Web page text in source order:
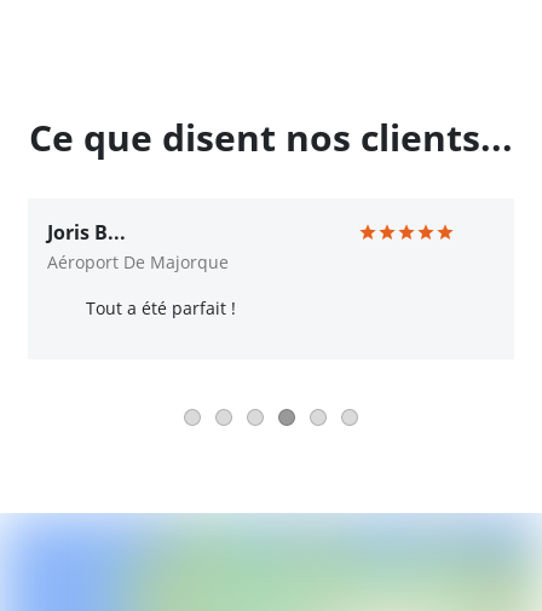
Ce que disent nos clients...
Joris B...
Aéroport De Majorque
Tout a été parfait !